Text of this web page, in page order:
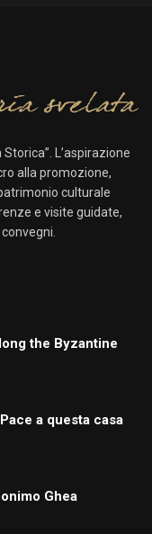
L’aspirazione
alla promozione,
culturale
e visite guidate,
the Byzantine
a questa casa
Ghea